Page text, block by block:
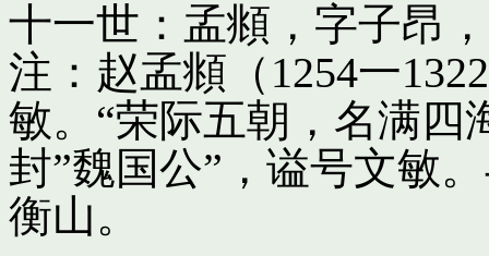
十一世：孟頫，字子昂
注：赵孟頫（1254一
敏。“荣际五朝，名满四
封”魏国公”，谥号文敏
衡山。